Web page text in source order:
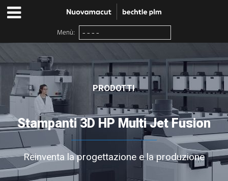
PRODOTTI
Stampanti 3D HP Multi Jet Fusion
Reinventa la progettazione e la produzione
Menù: